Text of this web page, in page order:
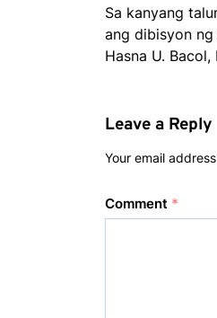
Sa kanyang
ang dibisyon ng
Hasna U.
Leave a Reply
Your email
Comment *